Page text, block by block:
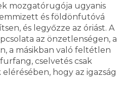
mozgatórugója ugyanis
és földönfutóvá
és legyőzze az óriást. A
az önzetlenségen, a
a másikban való feltétlen
cselvetés csak
hogy az igazság